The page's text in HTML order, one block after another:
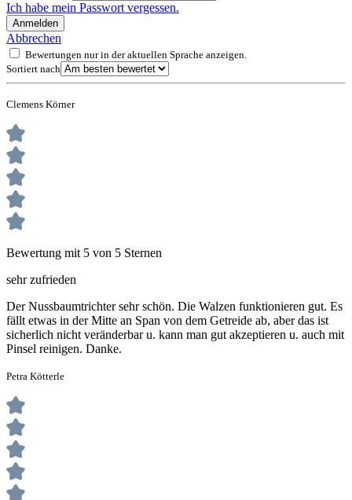
Ich habe mein Passwort vergessen.
Anmelden
Abbrechen
Bewertungen nur in der aktuellen Sprache anzeigen.
Sortiert nach
Clemens Körner
Bewertung mit 5 von 5 Sternen
sehr zufrieden
Der Nussbaumtrichter sehr schön. Die Walzen funktionieren gut. Es
fällt etwas in der Mitte an Span von dem Getreide ab, aber das ist
sicherlich nicht veränderbar u. kann man gut akzeptieren u. auch mit
Pinsel reinigen. Danke.
Petra Kötterle